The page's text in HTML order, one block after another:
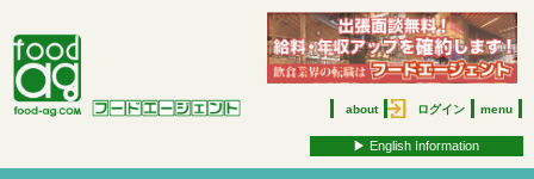
about ログイン menu
▶︎ English Information